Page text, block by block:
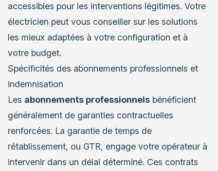
accessibles pour les interventions légitimes. Votre
électricien peut vous conseiller sur les solutions
les mieux adaptées à votre configuration et à
votre budget.
Spécificités des abonnements professionnels et
indemnisation
Les abonnements professionnels bénéficient
généralement de garanties contractuelles
renforcées. La garantie de temps de
rétablissement, ou GTR, engage votre opérateur à
intervenir dans un délai déterminé. Ces contrats